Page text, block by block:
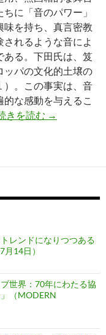
に「音のパワー」
味を持ち、真言密教
れるような音によ
ある。下田氏は、笈
ッパの文化的土壌の
）。この事実は、音
な感動を与えるこ
きを読む 「音のパワ
→
レンドになりつつある
14日）
世界：70年にわたる協
（MODERN